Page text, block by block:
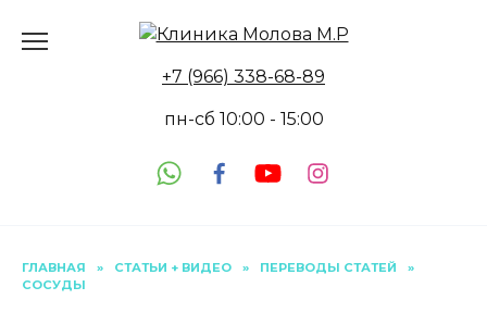
+7 (966) 338-68-89
пн-сб 10:00 - 15:00
ГЛАВНАЯ » СТАТЬИ + ВИДЕО » ПЕРЕВОДЫ СТАТЕЙ
»
СОСУДЫ